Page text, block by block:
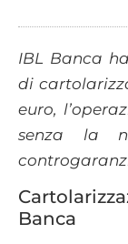
IBL Banca
di
euro,
senza la
Banca